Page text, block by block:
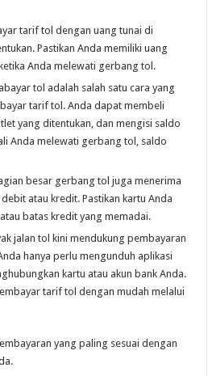
tarif tol dengan uang tunai di
Pastikan Anda memiliki uang
Anda melewati gerbang tol.
tol adalah salah satu cara yang
tarif tol. Anda dapat membeli
yang ditentukan, dan mengisi saldo
Anda melewati gerbang tol, saldo
besar gerbang tol juga menerima
atau kredit. Pastikan kartu Anda
batas kredit yang memadai.
jalan tol kini mendukung pembayaran
hanya perlu mengunduh aplikasi
kartu atau akun bank Anda.
tarif tol dengan mudah melalui
yang paling sesuai dengan